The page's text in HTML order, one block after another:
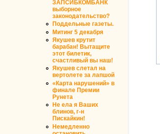
ЗАПСИБКОМБАНК
выборное
законодательство?
Поддельные газеты.
Митинг 5 декабря
Якушев крутит
барабан! Вытащите
этот билетик,
счастливый вы наш!
Якушев слетал на
вертолете за лапшой
«Карта нарушений» в
финале Премии
Рунета
Не ела я Ваших
блинов, г-н
Пискайкин!
Немедленно